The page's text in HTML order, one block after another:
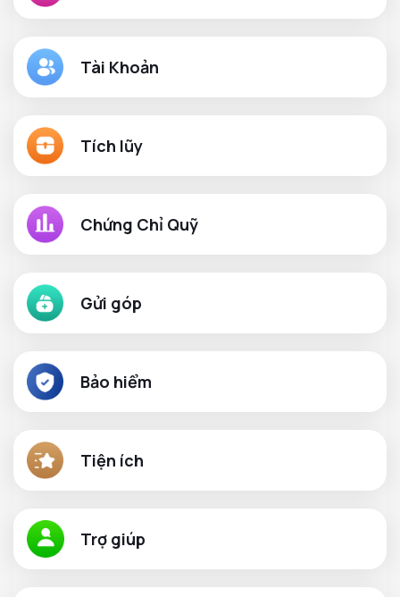
Tài Khoản
Tích lũy
Chứng Chỉ Quỹ
Gửi góp
Bảo hiểm
Tiện ích
Trợ giúp